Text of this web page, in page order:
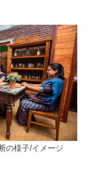
の様子/イメージ